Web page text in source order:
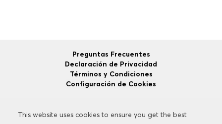
This website uses cookies to ensure you get the best
This website uses cookies to ensure you get the best
Preguntas Frecuentes
Declaración de Privacidad
Términos y Condiciones
Configuración de Cookies